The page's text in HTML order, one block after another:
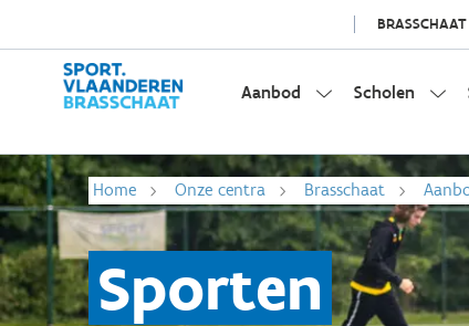
BRASSCHAAT
Aanbod Scholen
Home Onze centra Brasschaat
Sporten